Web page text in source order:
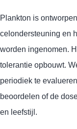
Plankton is
celondersteuning en
worden ingenomen.
tolerantie opbouwt.
periodiek te
beoordelen of de
en leefstijl.